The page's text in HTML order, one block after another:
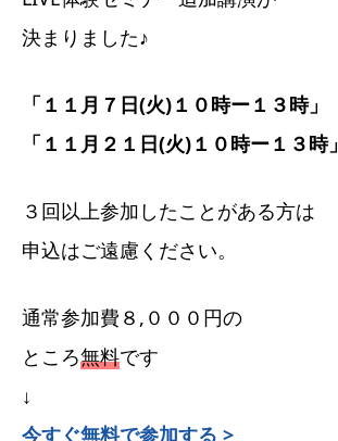
決まりました♪
「１１月７日(火)１０時ー１３時」
「１１月２１日(火)１０時ー１３時」
３回以上参加したことがある方は
申込はご遠慮ください。
通常参加費８,０００円の
ところ無料です
↓
今すぐ無料で参加する >